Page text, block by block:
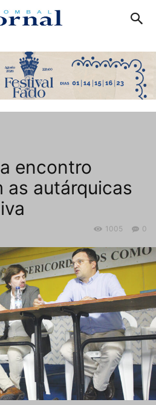
encontro
as autárquicas
0
1005